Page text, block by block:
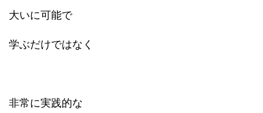
大いに可能で
学ぶだけではなく
非常に実践的な